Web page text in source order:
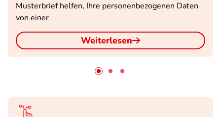
Musterbrief helfen, Ihre personenbezogenen Daten
von einer
Weiterlesen